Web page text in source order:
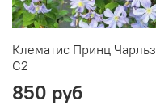
Клематис Принц Чарльз
С2
850 руб